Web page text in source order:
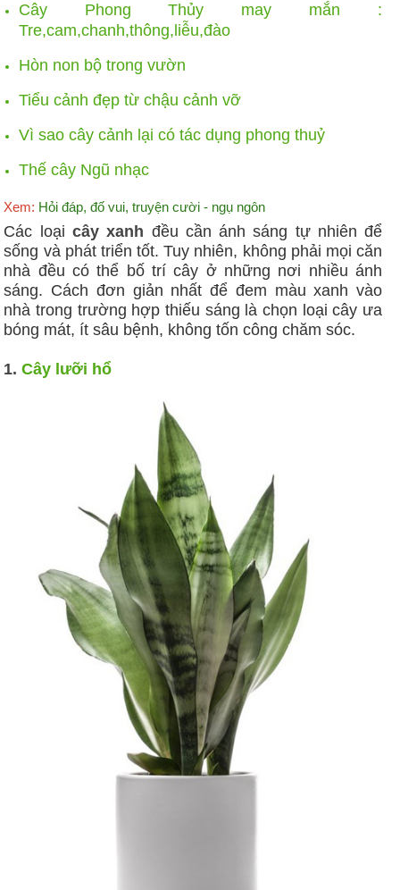
Cây Phong Thủy may mắn :
Tre,cam,chanh,thông,liễu,đào
Hòn non bộ trong vườn
Tiểu cảnh đẹp từ chậu cảnh vỡ
Vì sao cây cảnh lại có tác dụng phong thuỷ
Thế cây Ngũ nhạc
Xem: Hỏi đáp, đố vui, truyện cười - ngụ ngôn
Các loại cây xanh đều cần ánh sáng tự nhiên để
sống và phát triển tốt. Tuy nhiên, không phải mọi căn
nhà đều có thể bố trí cây ở những nơi nhiều ánh
sáng. Cách đơn giản nhất để đem màu xanh vào
nhà trong trường hợp thiếu sáng là chọn loại cây ưa
bóng mát, ít sâu bệnh, không tốn công chăm sóc.
1.Cây lưỡi hổ